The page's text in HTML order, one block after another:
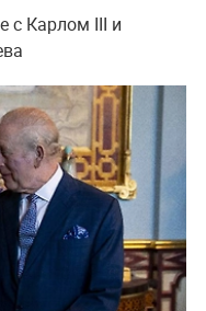
с Карлом III и